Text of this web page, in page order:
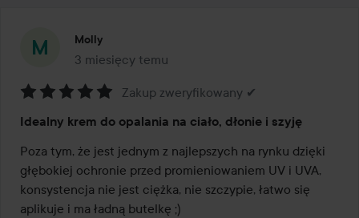
Molly
3 miesięcy temu
Post został utworzony 3 miesięcy temu
5
z
5
Zakup zweryfikowany ✔
Idealny krem do opalania na ciało, dłonie i szyję
Poza tym, że jest jednym z najlepszych na rynku dzięki
głębokiej ochronie przed promieniowaniem UV i UVA,
konsystencja nie jest ciężka, nie szczypie, łatwo się
aplikuje i ma ładną butelkę ;)